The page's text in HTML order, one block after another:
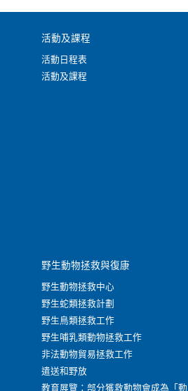
活動及課程
活動日程表
活動及課程
野生動物拯救與復康
野生動物拯救中心
野生蛇類拯救計劃
野生鳥類拯救工作
野生哺乳類動物拯救工作
非法動物貿易拯救工作
遣送和野放
教育展覽：部分獲救動物會成為「動